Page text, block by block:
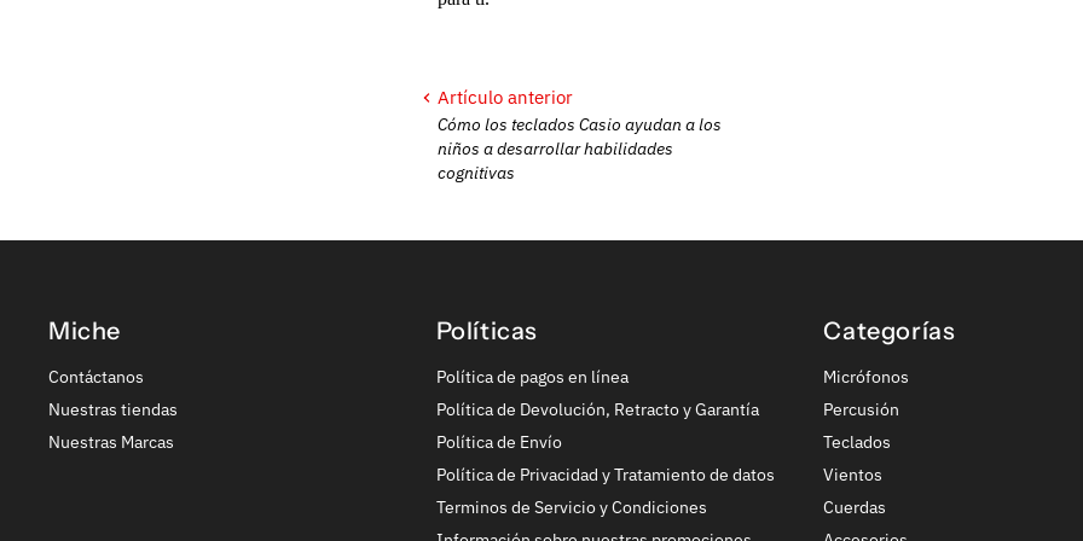
Artículo anterior
Cómo los teclados Casio ayudan a los
niños a desarrollar habilidades
cognitivas
Miche
Contáctanos
Nuestras tiendas
Nuestras Marcas
Políticas
Política de pagos en línea
Política de Devolución, Retracto y Garantía
Política de Envío
Política de Privacidad y Tratamiento de datos
Terminos de Servicio y Condiciones
Categorías
Micrófonos
Percusión
Teclados
Vientos
Cuerdas